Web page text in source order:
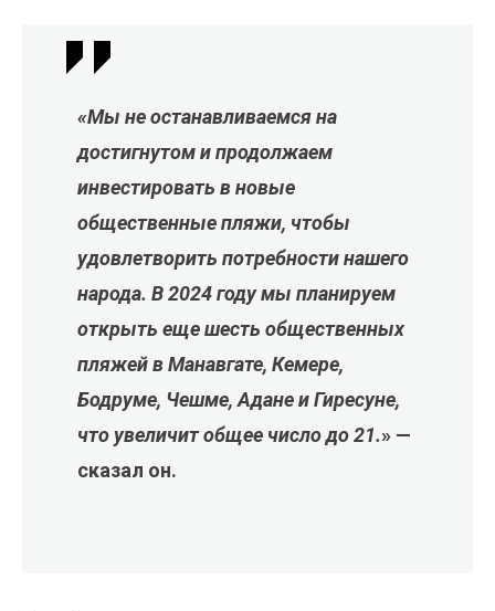
«Мы не останавливаемся на
достигнутом и продолжаем
инвестировать в новые
общественные пляжи, чтобы
удовлетворить потребности нашего
народа. В 2024 году мы планируем
открыть еще шесть общественных
пляжей в Манавгате, Кемере,
Бодруме, Чешме, Адане и Гиресуне,
что увеличит общее число до 21.» —
сказал он.